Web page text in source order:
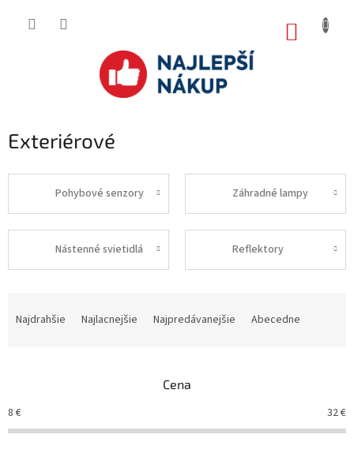
Exteriérové
Pohybové senzory Záhradné lampy
Nástenné svietidlá Reflektory
e
p
r
Najdrahšie Najlacnejšie Najpredávanejšie Abecedne
Cena
8 € 32€